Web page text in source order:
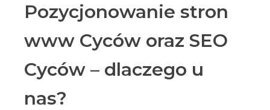
Pozycjonowanie stron
www Cyców oraz SEO
Cyców – dlaczego u
nas?